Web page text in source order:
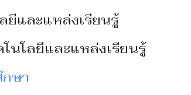
ยีและแหล่งเรียนรู้
นโลยีและแหล่งเรียนรู้
ษา